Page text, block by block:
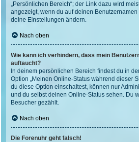
„Persönlichen Bereich“; der Link dazu wird
angezeigt, wenn du auf deinen
deine Einstellungen ändern.
Nach oben
Wie kann ich verhindern, dass mein
auftaucht?
In deinem persönlichen Bereich findest du in
Option „Meinen Online-Status während dieser
du diese Option einschaltest, können nur
und du selbst deinen Online-Status sehen. Du
Besucher gezählt.
Nach oben
Die Forenuhr geht falsch!